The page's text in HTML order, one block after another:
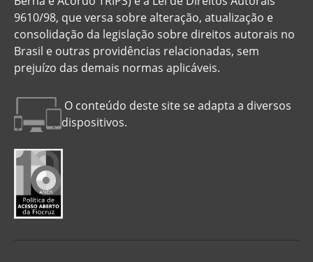
9610/98, que versa sobre alteração, atualização e
consolidação da legislação sobre direitos autorais no
Brasil e outras providências relacionadas, sem
prejuízo das demais normas aplicáveis.
O conteúdo deste site se adapta a diversos
dispositivos.